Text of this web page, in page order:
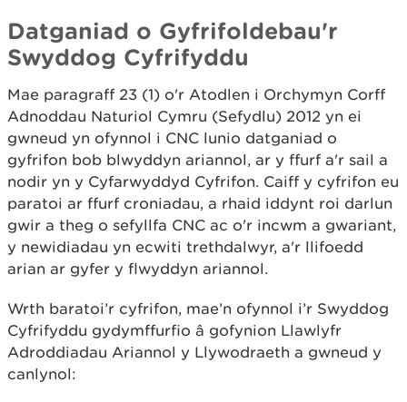
Datganiad o Gyfrifoldebau'r
Swyddog Cyfrifyddu
Mae paragraff 23 (1) o'r Atodlen i Orchymyn Corff
Adnoddau Naturiol Cymru (Sefydlu) 2012 yn ei
gwneud yn ofynnol i CNC lunio datganiad o
gyfrifon bob blwyddyn ariannol, ar y ffurf a'r sail a
nodir yn y Cyfarwyddyd Cyfrifon. Caiff y cyfrifon eu
paratoi ar ffurf croniadau, a rhaid iddynt roi darlun
gwir a theg o sefyllfa CNC ac o'r incwm a gwariant,
y newidiadau yn ecwiti trethdalwyr, a'r llifoedd
arian ar gyfer y flwyddyn ariannol.
Wrth baratoi’r cyfrifon, mae’n ofynnol i’r Swyddog
Cyfrifyddu gydymffurfio â gofynion Llawlyfr
Adroddiadau Ariannol y Llywodraeth a gwneud y
canlynol: